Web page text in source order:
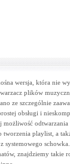
wersja, która nie
plików
ze szczególnie
obsługi i
możliwość
tworzenia playlist, a
systemowego
znajdziemy takie